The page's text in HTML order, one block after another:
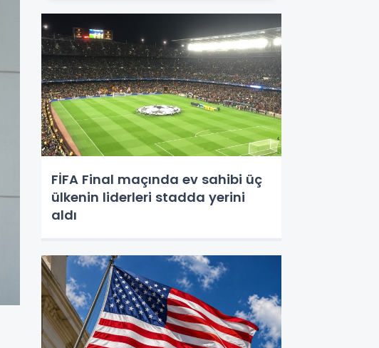
FİFA Final maçında ev sahibi üç
ülkenin liderleri stadda yerini
aldı